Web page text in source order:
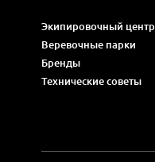
Экипировочный центр
Веревочные парки
Бренды
Технические советы